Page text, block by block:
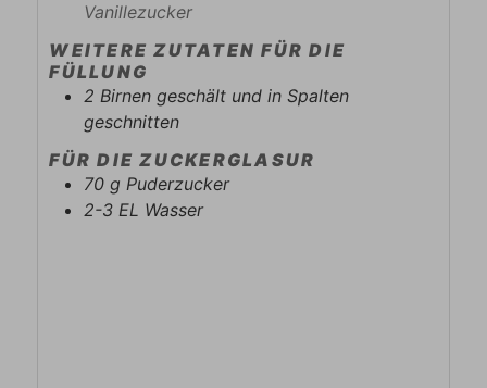
Vanillezucker
WEITERE ZUTATEN FÜR DIE
FÜLLUNG
2 Birnen geschält und in Spalten
geschnitten
FÜR DIE ZUCKERGLASUR
70 g Puderzucker
2-3 EL Wasser